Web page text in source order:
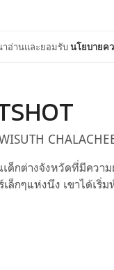
าอ่านและยอมรับนโยบายค
เด็กต่างจังหวัดที่มีควา
เล็กๆแห่งนึง เขาได้เริ่